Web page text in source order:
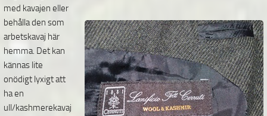
med kavajen eller
behålla den som
arbetskavaj här
hemma. Det kan
kännas lite
onödigt lyxigt att
ha en
ull/kashmerekavaj